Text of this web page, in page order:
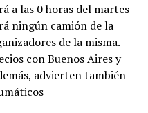
a las 0 horas del martes
ningún camión de la
de la misma.
con Buenos Aires y
advierten también